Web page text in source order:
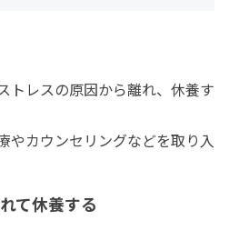
トレスの原因から離れ、休養す
やカウンセリングなどを取り入
て休養する